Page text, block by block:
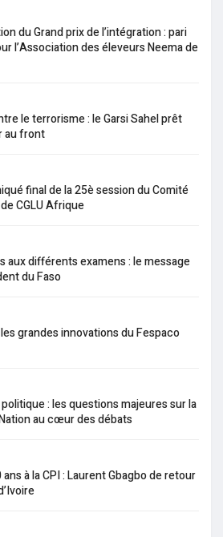
du Grand prix de l’intégration : pari
l’Association des éleveurs Neema de
le terrorisme : le Garsi Sahel prêt
au front
final de la 25è session du Comité
CGLU Afrique
aux différents examens : le message
du Faso
grandes innovations du Fespaco
: les questions majeures sur la
au cœur des débats
à la CPI : Laurent Gbagbo de retour